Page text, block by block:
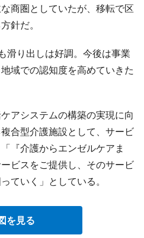
商圏としていたが、移転で区
針だ。
滑り出しは好調。今後は事業
域での認知度を高めていきた
アシステムの構築の実現に向
合型介護施設として、サービ
『介護からエンゼルケアま
ビスをご提供し、そのサービ
ていく」としている。
を見る